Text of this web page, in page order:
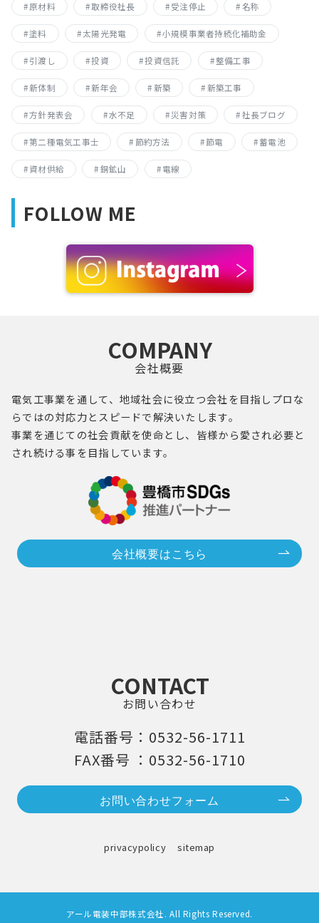
原材料 取締役社長 受注停止 名称
塗料 太陽光発電 小規模事業者持続化補助金
引渡し 投資 投資信託 整備工事
新体制 新年会 新築 新築工事
方針発表会 水不足 災害対策 社長ブログ
第二種電気工事士 節約方法 節電 蓄電池
資材供給 銅鉱山 電線
FOLLOW ME
COMPANY
会社概要
電気工事業を通して、地域社会に役立つ会社を目指し プロ な
らではの対応力とスピードで解決いたします。
事業を通じての社会貢献を使命とし、 皆様から愛され必要と
され続ける事を目指しています。
会社概要はこちら
CONTACT
お問い合わせ
電話番号：0532-56-1711
FAX番号 ：0532-56-1710
お問い合わせフォーム
privacypolicy sitemap
アール電装中部株式会社. All Rights Reserved.